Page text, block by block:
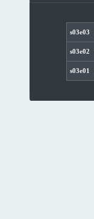
s03e03
s03e02
s03e01